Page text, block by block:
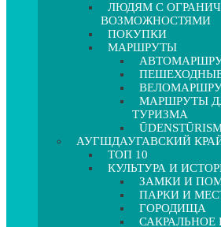
ЛЮДЯМ С
ВОЗМОЖНОСТЯМИ
ПОКУПКИ
МАРШРУТЫ
МАРШРУТЫ
ТУРИЗМА
АУГШДАУГАВСКИЙ
ТОП 10
КУЛЬТУРА И
ЗАМКИ И
ПАРКИ И
ГОРОДИЩА
САКРАЛЬНОЕ